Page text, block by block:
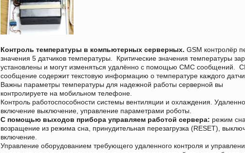
Контроль температуры в компьютерных серверных.GSM контролёр
значения 5 датчиков температуры. Критические значения температуры
установлены и могут изменяться удалённо с помощью СМС сообщений.
сообщение содержит текстовую информацию о температуре каждого
Важны параметры температуры для надежной работы серверной вы
контролируете на мобильном телефоне.
Контроль работоспособности системы вентиляции и охлаждения.
включение выключение, управление параметрами роботы.
С помощью выходов прибора управляем работой сервера: режим сна,
возращение из режима сна, принудительная перезагрузка (RESET),
включение.
Управление оборудованием требующего удаленного контроля и